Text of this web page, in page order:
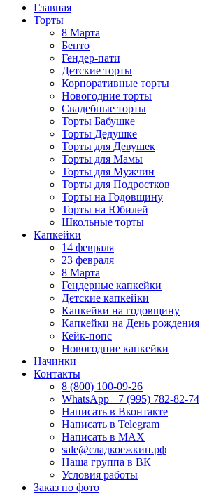
Главная
Торты
8 Марта
Бенто
Гендер-пати
Детские торты
Корпоративные торты
Новогодние торты
Свадебные торты
Торты Бабушке
Торты Дедушке
Торты для Девушек
Торты для Мамы
Торты для Мужчин
Торты для Подростков
Торты на Годовщину
Торты на Юбилей
Школьные торты
Капкейки
14 февраля
23 февраля
8 Марта
Гендерные капкейки
Детские капкейки
Капкейки на годовщину
Капкейки на День рождения
Кейк-попс
Новогодние капкейки
Начинки
Контакты
8 (800) 100-09-26
WhatsApp +7 (995) 782-82-74
Написать в Вконтакте
Написать в Telegram
Написать в MAX
sale@сладкоежкин.рф
Наша группа в ВК
Условия работы
Заказ по фото